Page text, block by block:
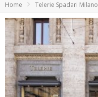
Home Telerie Spadari Milano